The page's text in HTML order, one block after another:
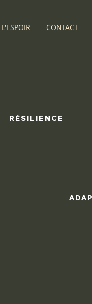
CONTACT
RÉSILIENCE